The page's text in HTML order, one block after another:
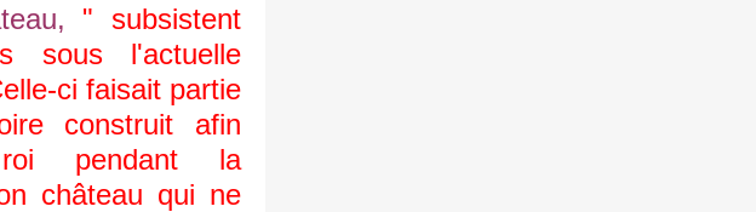
" subsistent
sous l'actuelle
ci faisait partie
construit afin
pendant la
château qui ne